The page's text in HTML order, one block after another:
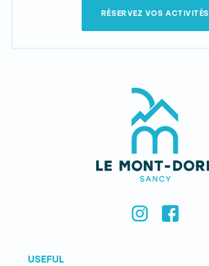
RÉSERVEZ VOS ACTIVITÉS
USEFUL